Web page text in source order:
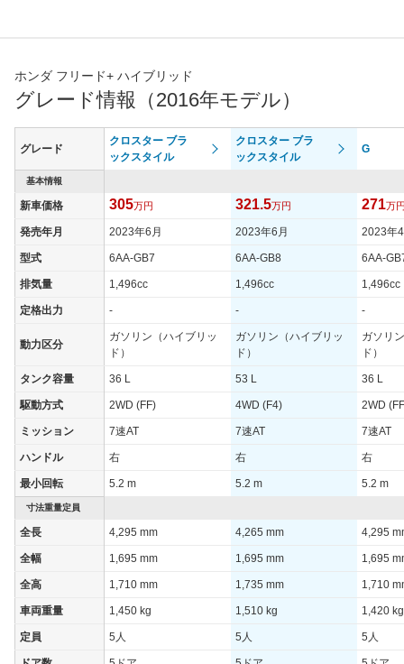
ホンダ フリード+ ハイブリッド
グレード情報（2016年モデル）
グレード
クロスター ブラ
ックスタイル
クロスター ブラ
ックスタイル
G
基本情報
新車価格 305万円 321.5万円 271万
発売年月 2023年6月 2023年6月 2023年
型式 6AA-GB7 6AA-GB8 6AA-
排気量 1,496cc 1,496cc 1,496cc
定格出力 - - -
動力区分
ガソリン（ハイブリッ
ド）
ガソリン（ハイブリッ
ド）
ガソリ
ド）
タンク容量 36 L 53 L 36 L
駆動方式 2WD (FF) 4WD (F4) 2WD
ミッション 7速AT 7速AT 7速AT
ハンドル 右 右 右
最小回転 5.2 m 5.2 m 5.2 m
寸法重量定員
全長 4,295 mm 4,265 mm 4,295
全幅 1,695 mm 1,695 mm 1,695
全高 1,710 mm 1,735 mm 1,710
車両重量 1,450 kg 1,510 kg 1,420 kg
定員 5人 5人 5人